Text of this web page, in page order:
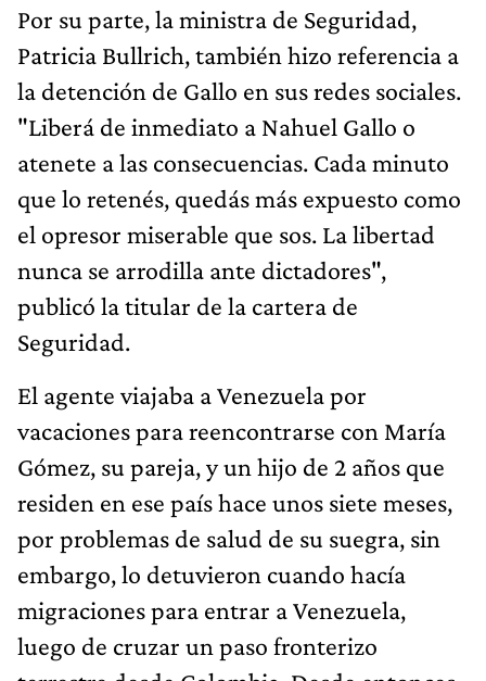
Por su parte, la ministra de Seguridad,
Patricia Bullrich, también hizo referencia a
la detención de Gallo en sus redes sociales.
"Liberá de inmediato a Nahuel Gallo o
atenete a las consecuencias. Cada minuto
que lo retenés, quedás más expuesto como
el opresor miserable que sos. La libertad
nunca se arrodilla ante dictadores",
publicó la titular de la cartera de
Seguridad.
El agente viajaba a Venezuela por
vacaciones para reencontrarse con María
Gómez, su pareja, y un hijo de 2 años que
residen en ese país hace unos siete meses,
por problemas de salud de su suegra, sin
embargo, lo detuvieron cuando hacía
migraciones para entrar a Venezuela,
luego de cruzar un paso fronterizo